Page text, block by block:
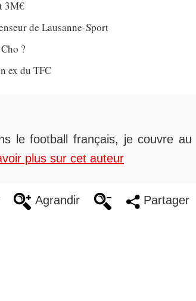
3M€
de Lausanne-Sport
?
ex du TFC
le football français, je couvre au
plus sur cet auteur
Agrandir Partager